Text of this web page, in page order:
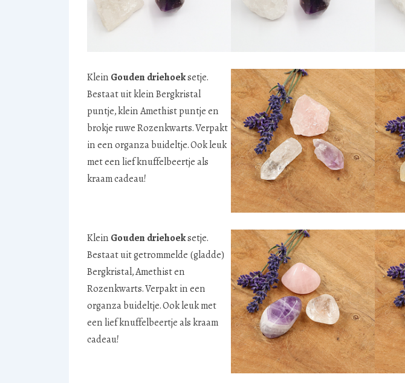
Klein Gouden driehoeksetje.
Bestaat uit klein Bergkristal
puntje, klein Amethist puntje en
brokje ruwe Rozenkwarts. Verpakt
in een organza buideltje. Ook leuk
met een lief knuffelbeertje als
kraam cadeau!
Klein Gouden driehoeksetje.
Bestaat uit getrommelde (gladde)
Bergkristal, Amethist en
Rozenkwarts. Verpakt in een
organza buideltje. Ook leuk met
een lief knuffelbeertje als kraam
cadeau!